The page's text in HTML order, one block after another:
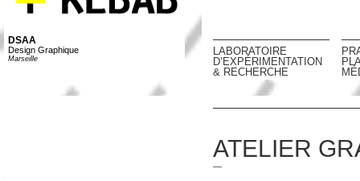
DSAA
Design Graphique
Marseille
LABORATOIRE
D’EXPÉRIMENTATION
& RECHERCHE
ATELIER
—